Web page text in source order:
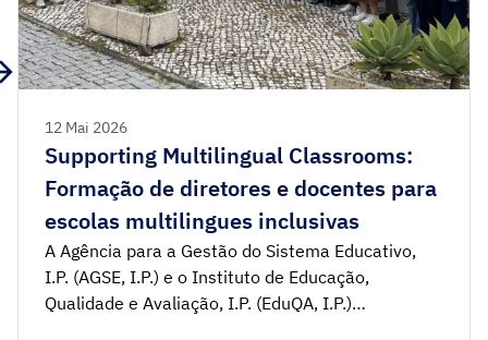
12 Mai 2026
Supporting Multilingual Classrooms:
Formação de diretores e docentes para
escolas multilingues inclusivas
A Agência para a Gestão do Sistema Educativo,
I.P. (AGSE, I.P.) e o Instituto de Educação,
Qualidade e Avaliação, I.P. (EduQA, I.P.)